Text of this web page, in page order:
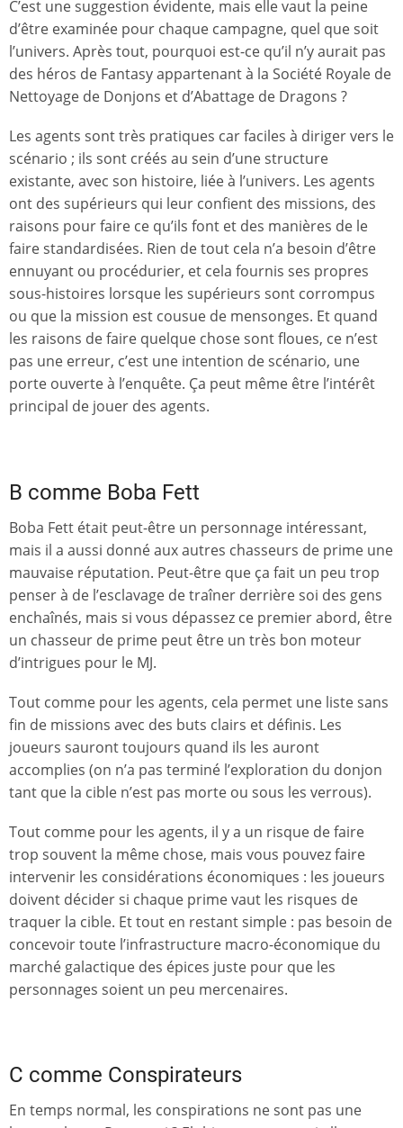
C’est une suggestion évidente, mais elle vaut la peine
d’être examinée pour chaque campagne, quel que soit
l’univers. Après tout, pourquoi est-ce qu’il n’y aurait pas
des héros de Fantasy appartenant à la Société Royale de
Nettoyage de Donjons et d’Abattage de Dragons ?
Les agents sont très pratiques car faciles à diriger vers le
scénario ; ils sont créés au sein d’une structure
existante, avec son histoire, liée à l’univers. Les agents
ont des supérieurs qui leur confient des missions, des
raisons pour faire ce qu’ils font et des manières de le
faire standardisées. Rien de tout cela n’a besoin d’être
ennuyant ou procédurier, et cela fournis ses propres
sous-histoires lorsque les supérieurs sont corrompus
ou que la mission est cousue de mensonges. Et quand
les raisons de faire quelque chose sont floues, ce n’est
pas une erreur, c’est une intention de scénario, une
porte ouverte à l’enquête. Ça peut même être l’intérêt
principal de jouer des agents.
B comme Boba Fett
Boba Fett était peut-être un personnage intéressant,
mais il a aussi donné aux autres chasseurs de prime une
mauvaise réputation. Peut-être que ça fait un peu trop
penser à de l’esclavage de traîner derrière soi des gens
enchaînés, mais si vous dépassez ce premier abord, être
un chasseur de prime peut être un très bon moteur
d’intrigues pour le MJ.
Tout comme pour les agents, cela permet une liste sans
fin de missions avec des buts clairs et définis. Les
joueurs sauront toujours quand ils les auront
accomplies (on n’a pas terminé l’exploration du donjon
tant que la cible n’est pas morte ou sous les verrous).
Tout comme pour les agents, il y a un risque de faire
trop souvent la même chose, mais vous pouvez faire
intervenir les considérations économiques : les joueurs
doivent décider si chaque prime vaut les risques de
traquer la cible. Et tout en restant simple : pas besoin de
concevoir toute l’infrastructure macro-économique du
marché galactique des épices juste pour que les
personnages soient un peu mercenaires.
C comme Conspirateurs
En temps normal, les conspirations ne sont pas une